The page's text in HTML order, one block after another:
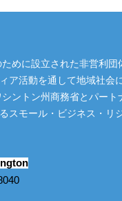
めに設立された非営利団
ア活動を通して地域社会
ントン州商務省とパート
スモール・ビジネス・リ